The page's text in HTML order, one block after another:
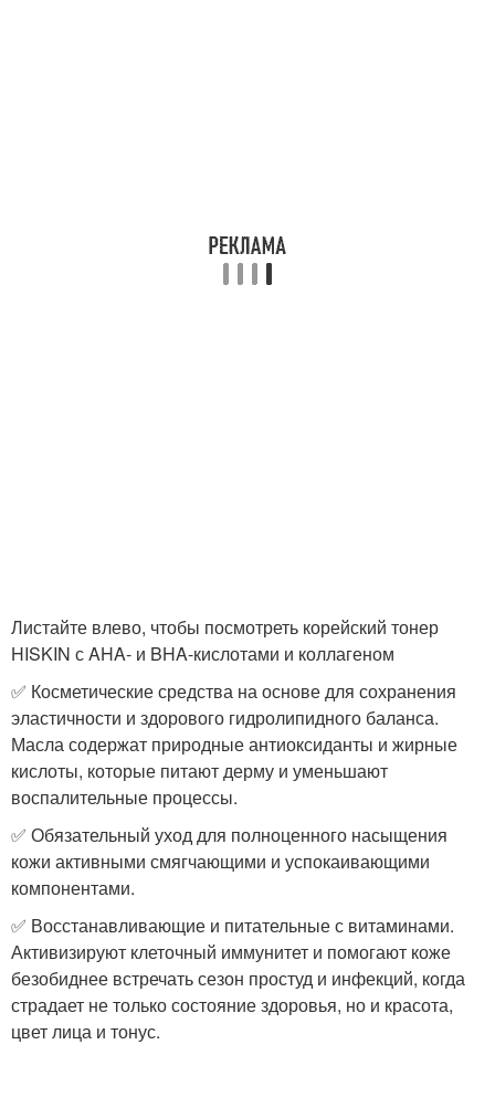
Листайте влево, чтобы посмотреть корейский тонер
HISKIN с AHA- и BHA-кислотами и коллагеном
✅ Косметические средства на основе для сохранения
эластичности и здорового гидролипидного баланса.
Масла содержат природные антиоксиданты и жирные
кислоты, которые питают дерму и уменьшают
воспалительные процессы.
✅ Обязательный уход для полноценного насыщения
кожи активными смягчающими и успокаивающими
компонентами.
✅ Восстанавливающие и питательные с витаминами.
Активизируют клеточный иммунитет и помогают коже
безобиднее встречать сезон простуд и инфекций, когда
страдает не только состояние здоровья, но и красота,
цвет лица и тонус.